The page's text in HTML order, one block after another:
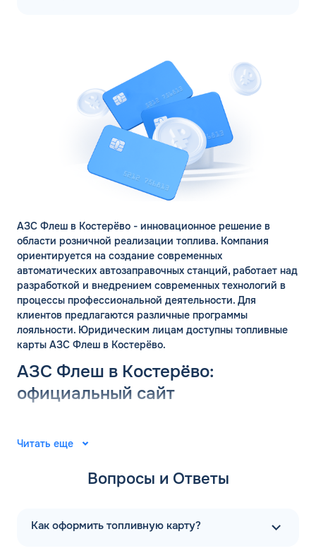
АЗС Флеш в Костерёво - инновационное решение в
области розничной реализации топлива. Компания
ориентируется на создание современных
автоматических автозаправочных станций, работает над
разработкой и внедрением современных технологий в
процессы профессиональной деятельности. Для
клиентов предлагаются различные программы
лояльности. Юридическим лицам доступны топливные
карты АЗС Флеш в Костерёво.
АЗС Флеш в Костерёво:
официальный сайт
2008 году. Специалисты разработали и внедрили
автоматические автозаправочные станции на
выпущены для АЗС “Газпром”. В последующие годы
Первая заправочная станция под названием АЗС Флеш в
Костерёво Владимирской области появилась в 2015
Читать еще
Вопросы и Ответы
Как оформить топливную карту?